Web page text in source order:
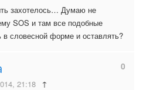
захотелось… Думаю не
SOS и там все подобные
в словесной форме и оставлять?
21:18 ↑
0